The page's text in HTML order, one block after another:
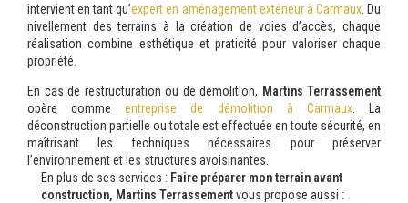
intervient en tant qu’expert en aménagement extérieur à Carmaux. Du
nivellement des terrains à la création de voies d’accès, chaque
réalisation combine esthétique et praticité pour valoriser chaque
propriété.
En cas de restructuration ou de démolition, Martins Terrassement
opère commeentreprise de démolition à Carmaux. La
déconstruction partielle ou totale est effectuée en toute sécurité, en
maîtrisant les techniques nécessaires pour préserver
l’environnement et les structures avoisinantes.
En plus de ses services : Faire préparer mon terrain avant
construction, Martins Terrassementvous propose aussi :